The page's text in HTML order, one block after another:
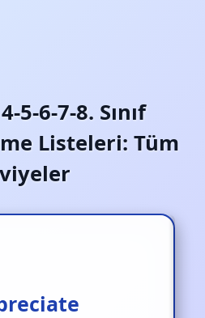
4-5-6-7-8. Sınıf
Listeleri: Tüm
etmek